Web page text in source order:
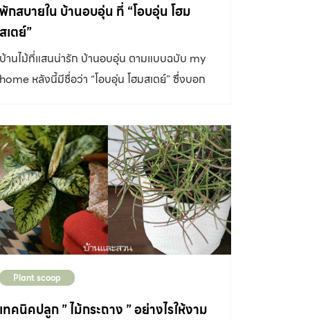
พักสบายใน บ้านอบอุ่น ที่ “โอบอุ่น โฮม
สเตย์”
บ้านไม้ที่แสนน่ารัก บ้านอบอุ่น ตามแบบฉบับ my
home หลังนี้มีชื่อว่า “โอบอุ่น โฮมสเตย์” ซึ่งบอก
Plant scoop
เทคนิคปลูก ” ไม้กระถาง ” อย่างไรให้งาม